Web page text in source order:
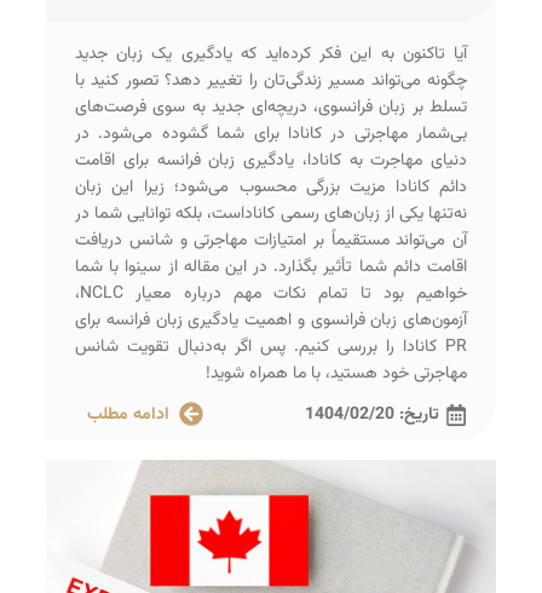
آیا تاکنون به این فکر کرده‌اید که یادگیری یک زبان جدید
چگونه می‌تواند مسیر زندگی‌تان را تغییر دهد؟ تصور کنید با
تسلط بر زبان فرانسوی، دریچه‌ای جدید به سوی فرصت‌های
بی‌شمار مهاجرتی در کانادا برای شما گشوده می‌شود. در
دنیای مهاجرت به کانادا، یادگیری زبان فرانسه برای اقامت
دائم کانادا مزیت بزرگی محسوب می‌شود؛ زیرا این زبان
نه‌تنها یکی از زبان‌های رسمی کاناداست، بلکه توانایی شما در
آن می‌تواند مستقیماً بر امتیازات مهاجرتی و شانس دریافت
اقامت دائم شما تأثیر بگذارد. در این مقاله از سینوا با شما
خواهیم بود تا تمام نکات مهم درباره معیار NCLC،
آزمون‌های زبان فرانسوی و اهمیت یادگیری زبان فرانسه برای
PR کانادا را بررسی کنیم. پس اگر به‌دنبال تقویت شانس
مهاجرتی خود هستید، با ما همراه شوید!
تاریخ: 1404/02/20 ادامه مطلب